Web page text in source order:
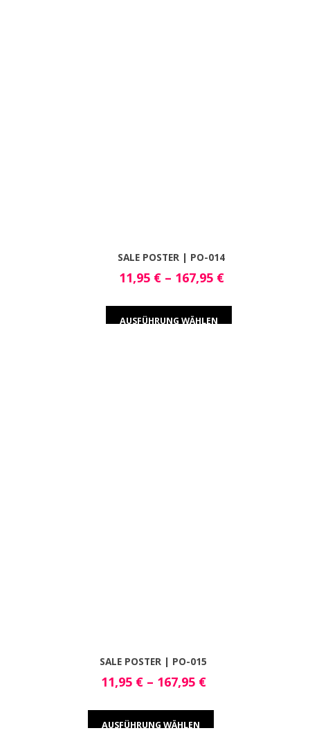
SALE POSTER | PO-014
11,95 €– 167,95 €
AUSFÜHRUNG WÄHLEN
SALE POSTER | PO-015
11,95 €– 167,95 €
AUSFÜHRUNG WÄHLEN